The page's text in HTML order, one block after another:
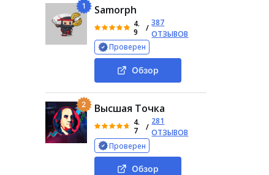
Как играть в Гоатс? Фишки в игре
1 Samorph
4.
9
/
387
ОТЗЫВОВ
Проверен
Обзор
2 Высшая Точка
4.
7
/
281
ОТЗЫВОВ
Проверен
Обзор